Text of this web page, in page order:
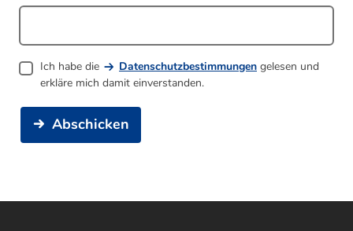
Ich habe die Datenschutzbestimmungen gelesen und
erkläre mich damit einverstanden.
Abschicken